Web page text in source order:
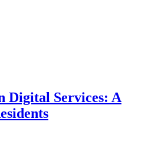
Digital Services: A